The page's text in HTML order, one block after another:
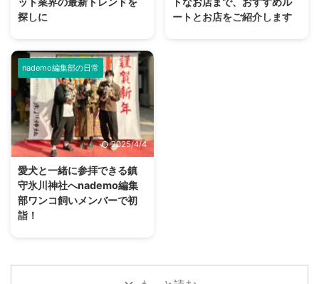
のか 古来より犬には幽霊が見え
るとか、亡くなったワンコが守護
な話が尽きない動物です。 では
ワンコに人間には見え ...
さ。 日本国内で登山ができる山
の中でも、登りやすさから非常に
探しに
ビッグサイトで開催されたペット
の祭典「インターペット」に参加
してきました。 朝、開始時間に
行ったものの入り口は長蛇の列。
多くの来場者に混じってわんこや
ニャンコもたくさん来ていた、大
盛況イベントのレポートをお届け
します。 インターペットとは ペ
ットにまつわるフードやグッズの
展示会・インターペットは、国内
最大のペットイベントです。「人
とペットの豊かな暮らし」をテー
マに毎年、開催されています。
いました。 13回目 ...
ートとお店をご紹介します
寺を目指しつつ、犬猫用品店であ
...
nademo編集部の日常
2025/4/4
愛犬と一緒に参拝できる鎮
守氷川神社へnademo編集
部ワンコ飼いメンバーで初
詣！